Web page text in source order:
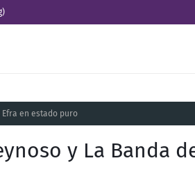
Efra en estado puro
y La Banda